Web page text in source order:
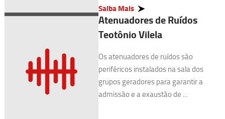
Saiba Mais
Atenuadores de Ruídos
Teotônio Vilela
Os atenuadores de ruídos são
periféricos instalados na sala dos
grupos geradores para garantir a
admissão e a exaustão de ...